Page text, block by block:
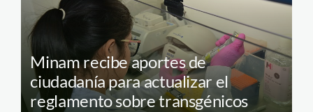
Minam recibe aportes de
ciudadanía para actualizar el
reglamento sobre transgénicos